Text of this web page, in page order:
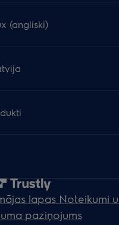
(angliski)
lapas Noteikumi
paziņojums